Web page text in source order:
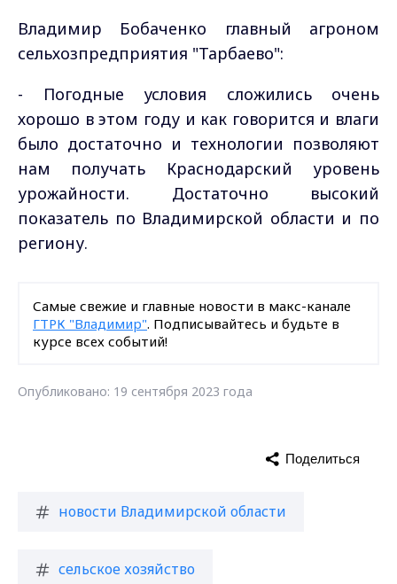
Владимир Бобаченко главный агроном
сельхозпредприятия "Тарбаево":
- Погодные условия сложились очень
хорошо в этом году и как говорится и влаги
было достаточно и технологии позволяют
нам получать Краснодарский уровень
урожайности. Достаточно высокий
показатель по Владимирской области и по
региону.
Самые свежие и главные новости в макс-канале
ГТРК "Владимир". Подписывайтесь и будьте в
курсе всех событий!
Опубликовано: 19 сентября 2023 года
новости Владимирской области
сельское хозяйство
Поделиться